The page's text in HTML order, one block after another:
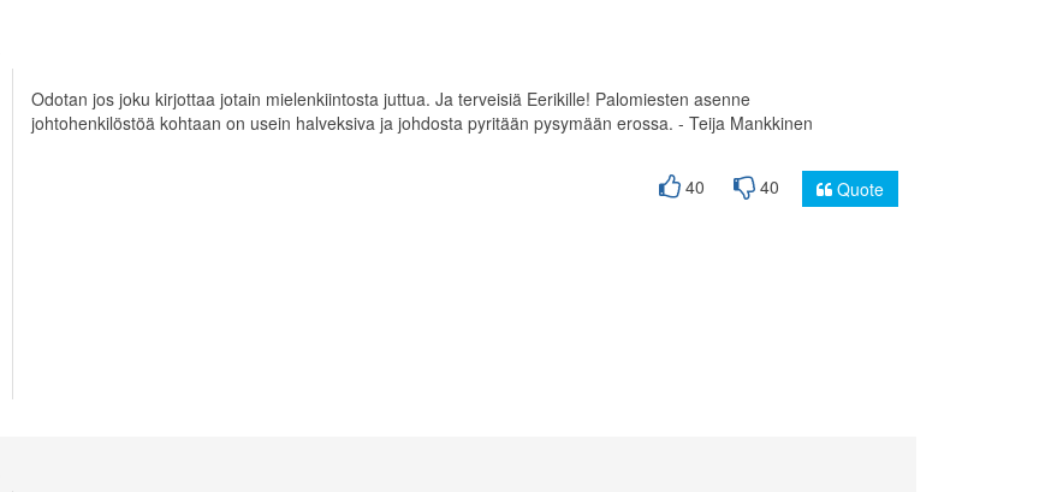
Odotan jos joku kirjottaa jotain mielenkiintosta juttua. Ja terveisiä Eerikille! Palomiesten asenne
johtohenkilöstöä kohtaan on usein halveksiva ja johdosta pyritään pysymään erossa. - Teija Mankkinen
40 40 Quote